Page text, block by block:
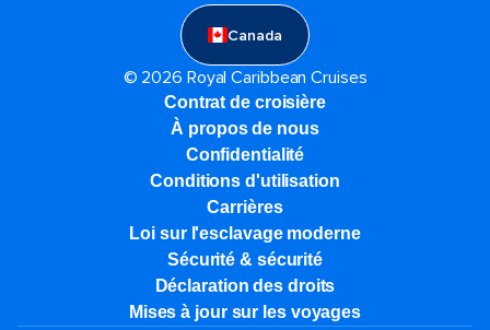
Canada
© 2026 Royal Caribbean Cruises
Contrat de croisière
À propos de nous
Confidentialité
Conditions d'utilisation
Carrières
Loi sur l'esclavage moderne
Sécurité & sécurité
Déclaration des droits
Mises à jour sur les voyages